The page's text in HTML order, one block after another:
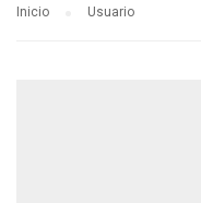
Inicio Usuario